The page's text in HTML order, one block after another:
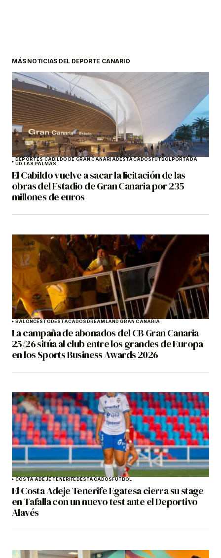
MÁS NOTICIAS DEL DEPORTE CANARIO
DEPORTES CABILDO DE GRAN CANARIADESTACADOSFÚTBOLPORTADA
UD LAS PALMAS
El Cabildo vuelve a sacar la licitación de las
obras del Estadio de Gran Canaria por 235
millones de euros
BALONCESTODESTACADOSDREAMLAND GRAN CANARIA
La campaña de abonados del CB Gran Canaria
25/26 sitúa al club entre los grandes de Europa
en los Sports Business Awards 2026
COSTA ADEJE TENERIFEDESTACADOSFÚTBOL
El Costa Adeje Tenerife Egatesa cierra su stage
en Tafalla con un nuevo test ante el Deportivo
Alavés